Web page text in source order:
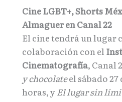
Cine LGBT+, Shorts
Almaguer en Canal 22
El cine tendrá un lugar
colaboración con el
Cinematografía, Canal
y chocolateel sábado 27
horas, yEl lugar sin